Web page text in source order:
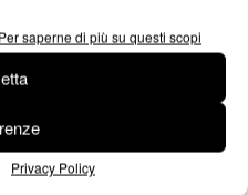
Per saperne di più su questi scopi
Privacy Policy